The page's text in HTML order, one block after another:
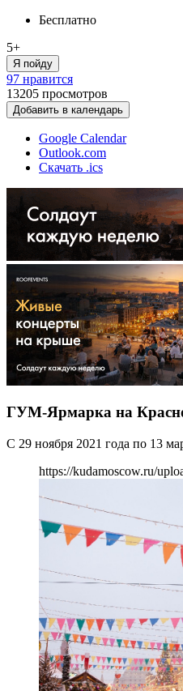
Бесплатно
5+
Я пойду
97 нравится
13205 просмотров
Добавить в календарь
Google Calendar
Outlook.com
Скачать .ics
ГУМ-Ярмарка на
С 29 ноября 2021 года по 13
https://kudamoscow.ru/